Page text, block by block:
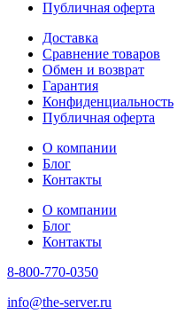
Публичная оферта
Доставка
Сравнение товаров
Обмен и возврат
Гарантия
Конфиденциальность
Публичная оферта
О компании
Блог
Контакты
О компании
Блог
Контакты
8-800-770-0350
info@the-server.ru